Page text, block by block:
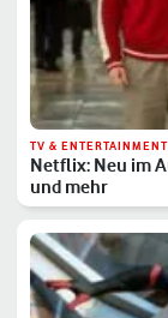
TV & ENTERTAINMENT
Netflix: Neu im
und mehr